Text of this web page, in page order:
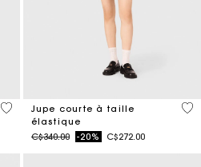
4,5 out of 5 Customer Rating
Jupe courte à taille
élastique
Price reduced from
C$340.00to-20% C$272.00
3,4